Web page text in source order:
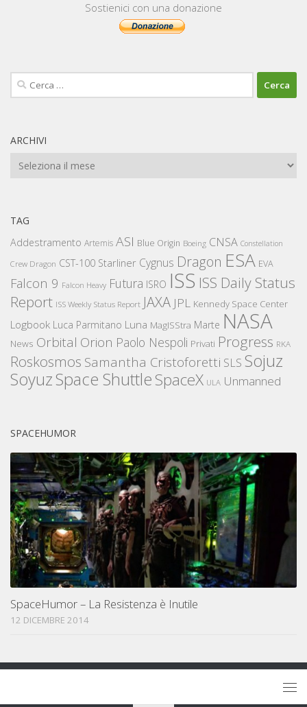
Sostienici con una donazione
Ricerca
per:
ARCHIVI
Archivi
TAG
Addestramento Artemis ASI Blue Origin Boeing CNSA Constellation
Crew Dragon CST-100 Starliner Cygnus Dragon ESA EVA
Falcon 9 Falcon Heavy Futura ISRO ISS ISS Daily Status
Report ISS Weekly Status Report JAXA JPL Kennedy Space Center
Logbook Luca Parmitano Luna MagISStra Marte NASA
News Orbital Orion Paolo Nespoli Privati Progress RKA
Roskosmos Samantha Cristoforetti SLS Sojuz
SoyuzSpace ShuttleSpaceX ULA Unmanned
SPACEHUMOR
SpaceHumor – La Resistenza è Inutile
12 DICEMBRE 2014